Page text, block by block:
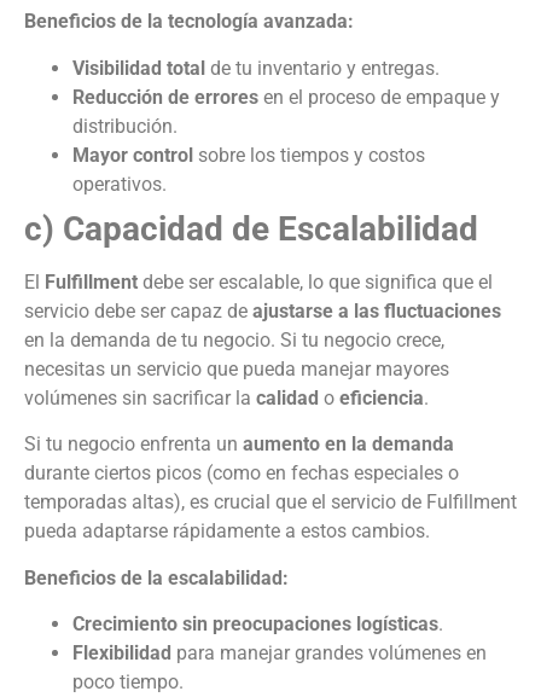
Beneficios de la tecnología avanzada:
Visibilidad total de tu inventario y entregas.
Reducción de errores en el proceso de empaque y
distribución.
Mayor control sobre los tiempos y costos
operativos.
c) Capacidad de Escalabilidad
El Fulfillment debe ser escalable, lo que significa que el
servicio debe ser capaz de ajustarse a las fluctuaciones
en la demanda de tu negocio. Si tu negocio crece,
necesitas un servicio que pueda manejar mayores
volúmenes sin sacrificar la calidad o eficiencia.
Si tu negocio enfrenta un aumento en la demanda
durante ciertos picos (como en fechas especiales o
temporadas altas), es crucial que el servicio de Fulfillment
pueda adaptarse rápidamente a estos cambios.
Beneficios de la escalabilidad:
Crecimiento sin preocupaciones logísticas.
Flexibilidad para manejar grandes volúmenes en
poco tiempo.